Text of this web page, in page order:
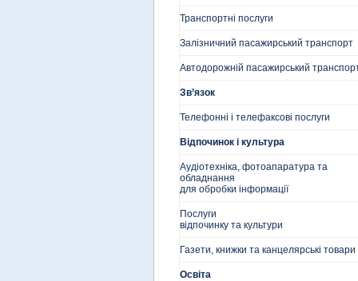
Транспортні послуги
Залізничний пасажирський транспорт
Автодорожній пасажирський
Зв’язок
Телефонні і телефаксові послуги
Відпочинок і культура
Аудіотехніка, фотоапаратура та
обладнання
для обробки інформації
Послуги
відпочинку та культури
Газети, книжки та канцелярські товари
Освіта